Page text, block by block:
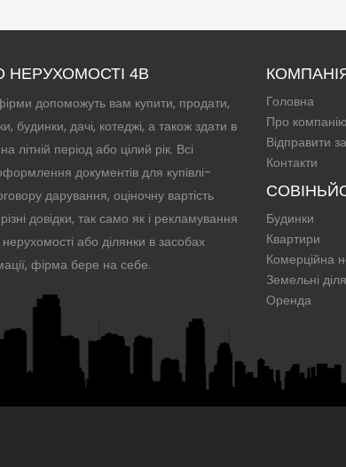
НЕРУХОМОСТІ 4B
допоможуть вам купити, продати,
будинки, дачі, котеджі, а також здати в
літній період або цілий рік. Всі
документів для купівлі-
дарування, оціночну вартість
довідки, так само як і рекламування
або ділянки в засобах
фірма бере на себе.
Головна
Про компанію
Відправити
Контакти
Будинки
Квартири
Комерційна
Земельні
Оренда